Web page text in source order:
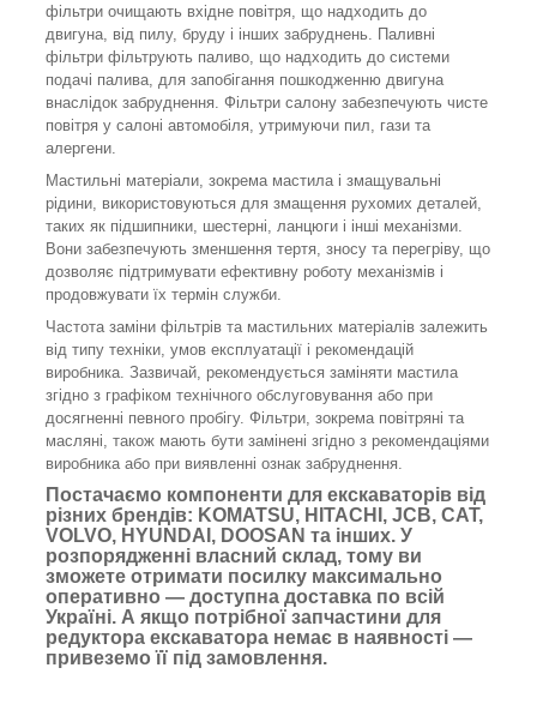
фільтри очищають вхідне повітря, що надходить до
двигуна, від пилу, бруду і інших забруднень. Паливні
фільтри фільтрують паливо, що надходить до системи
подачі палива, для запобігання пошкодженню двигуна
внаслідок забруднення. Фільтри салону забезпечують чисте
повітря у салоні автомобіля, утримуючи пил, гази та
алергени.
Мастильні матеріали, зокрема мастила і змащувальні
рідини, використовуються для змащення рухомих деталей,
таких як підшипники, шестерні, ланцюги і інші механізми.
Вони забезпечують зменшення тертя, зносу та перегріву, що
дозволяє підтримувати ефективну роботу механізмів і
продовжувати їх термін служби.
Частота заміни фільтрів та мастильних матеріалів залежить
від типу техніки, умов експлуатації і рекомендацій
виробника. Зазвичай, рекомендується заміняти мастила
згідно з графіком технічного обслуговування або при
досягненні певного пробігу. Фільтри, зокрема повітряні та
масляні, також мають бути замінені згідно з рекомендаціями
виробника або при виявленні ознак забруднення.
Постачаємо компоненти для екскаваторів від
різних брендів: KOMATSU, HITACHI, JCB, CAT,
VOLVO, HYUNDAI, DOOSAN та інших. У
розпорядженні власний склад, тому ви
зможете отримати посилку максимально
оперативно — доступна доставка по всій
Україні. А якщо потрібної запчастини для
редуктора екскаватора немає в наявності —
привеземо її під замовлення.